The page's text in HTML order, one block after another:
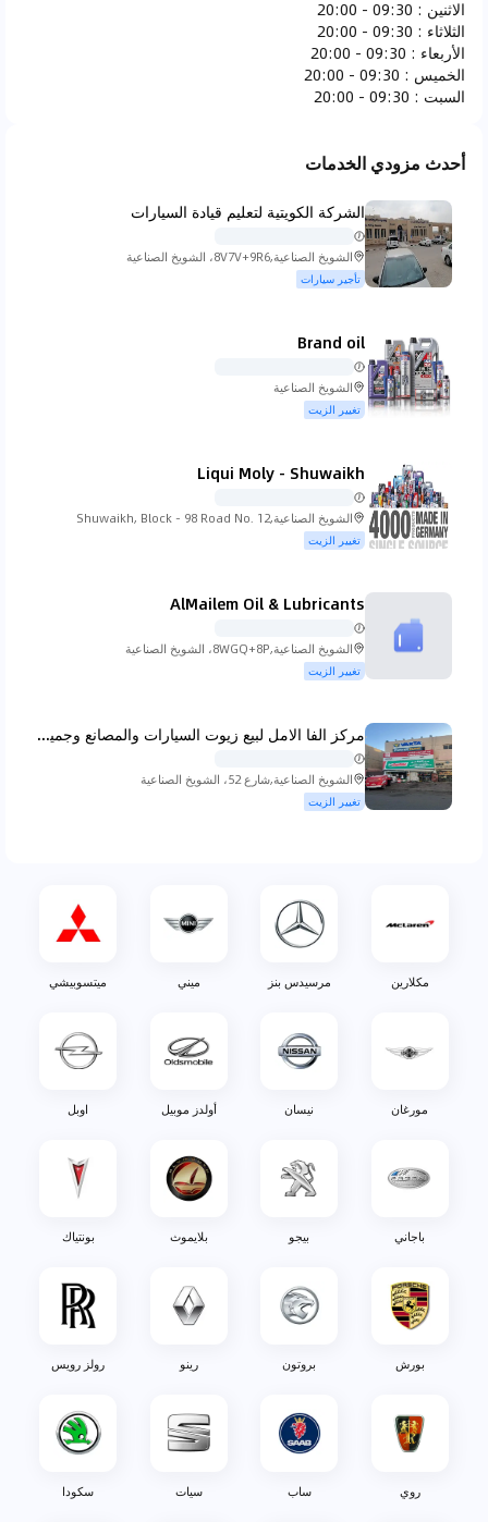
فيراري
جاك جونو جي ام سي هوندا
هيونداي انفينيتي
جاكوار جيب كي تي ام
لادا لامبورجيني
لاند روفر لكزس لينكولن
مكلارين مرسيدس بنز ميني ميتسوبيشي
مورغان نيسان أولدز موبيل اوبل
باجاني بيجو بلايموث بونتياك
بورش بروتون رينو رولز رويس
روي ساب سيات سكودا
الاثنين :
09:30 - 20:00
الثلاثاء :
09:30 - 20:00
الأربعاء :
09:30 - 20:00
الخميس :
09:30 - 20:00
السبت :
09:30 - 20:00
أحدث مزودي الخدمات
الشركة الكويتية لتعليم قيادة السيارات
الشويخ الصناعية,8V7V+9R6، الشويخ الصناعية
تأجير سيارات
Brand oil
الشويخ الصناعية
تغيير الزيت
Liqui Moly - Shuwaikh
الشويخ الصناعية,Shuwaikh, Block - 98 Road No. 12
Kuwait City
تغيير الزيت
AlMailem Oil & Lubricants
الشويخ الصناعية,8WGQ+8P، الشويخ الصناعية
تغيير الزيت
مركز الفا الامل لبيع زيوت السيارات والمصانع وجميع مشتقات النفط الصناعيه
الشويخ الصناعية,شارع 52، الشويخ الصناعية
تغيير الزيت